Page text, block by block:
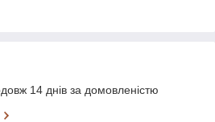
14 днів за домовленістю